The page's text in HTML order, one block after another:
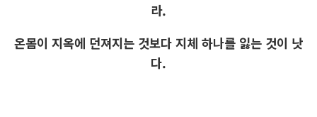
라.
온몸이 지옥에 던져지는 것보다 지체 하나를 잃는 것이 낫
다.